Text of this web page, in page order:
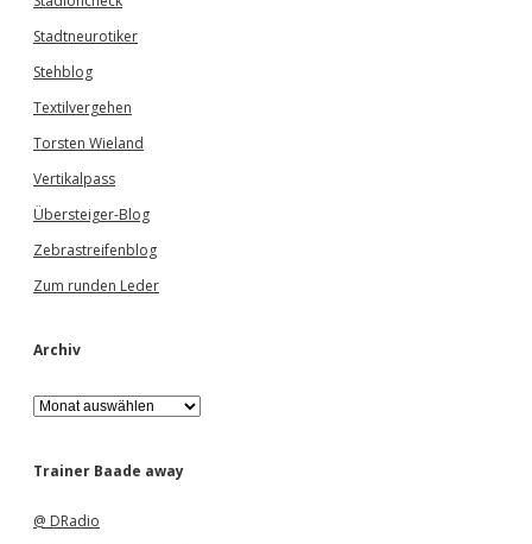
Stadtneurotiker
Stehblog
Textilvergehen
Torsten Wieland
Vertikalpass
Übersteiger-Blog
Zebrastreifenblog
Zum runden Leder
Archiv
A
r
h
Trainer Baade away
@ DRadio